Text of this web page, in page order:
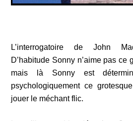
L’interrogatoire de John
D’habitude Sonny n’aime pas ce
mais là Sonny est
psychologiquement ce
jouer le méchant flic.